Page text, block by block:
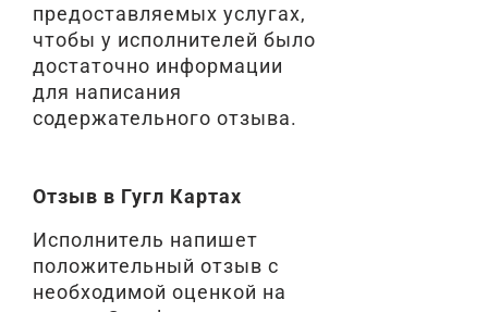
предоставляемых услугах,
чтобы у исполнителей было
достаточно информации
для написания
содержательного отзыва.
Отзыв в Гугл Картах
Исполнитель напишет
положительный отзыв с
необходимой оценкой на